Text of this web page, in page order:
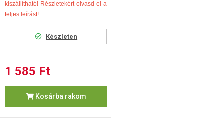
kiszállítható! Részletekért olvasd el a
teljes leírást!
Készleten
1 585 Ft
Kosárba rakom